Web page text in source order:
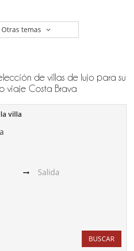
Otras temas
de villas de lujo para su
viaje Costa Brava
villa
BUSCAR